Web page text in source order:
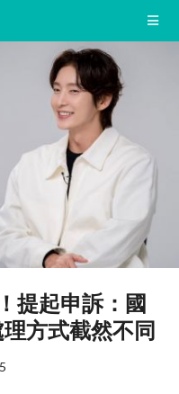
提起申訴：國
方式截然不同